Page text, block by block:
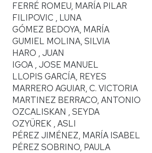
FERRÉ ROMEU, MARÍA PILAR
FILIPOVIC , LUNA
GÓMEZ BEDOYA, MARÍA
GUMIEL MOLINA, SILVIA
HARO , JUAN
IGOA , JOSE MANUEL
LLOPIS GARCÍA, REYES
MARRERO AGUIAR, C. VICTORIA
MARTINEZ BERRACO, ANTONIO
OZCALISKAN , SEYDA
OZYÜREK , ASLI
PÉREZ JIMÉNEZ, MARÍA ISABEL
PÉREZ SOBRINO, PAULA